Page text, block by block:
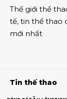
Thế giới thể
tế, tin thể thao
mới nhất
Tin thế thao